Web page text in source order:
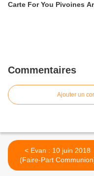
Carte For You Pivoines
Commentaires
Ajouter un
< Evan : 10 juin 2018
(Faire-Part